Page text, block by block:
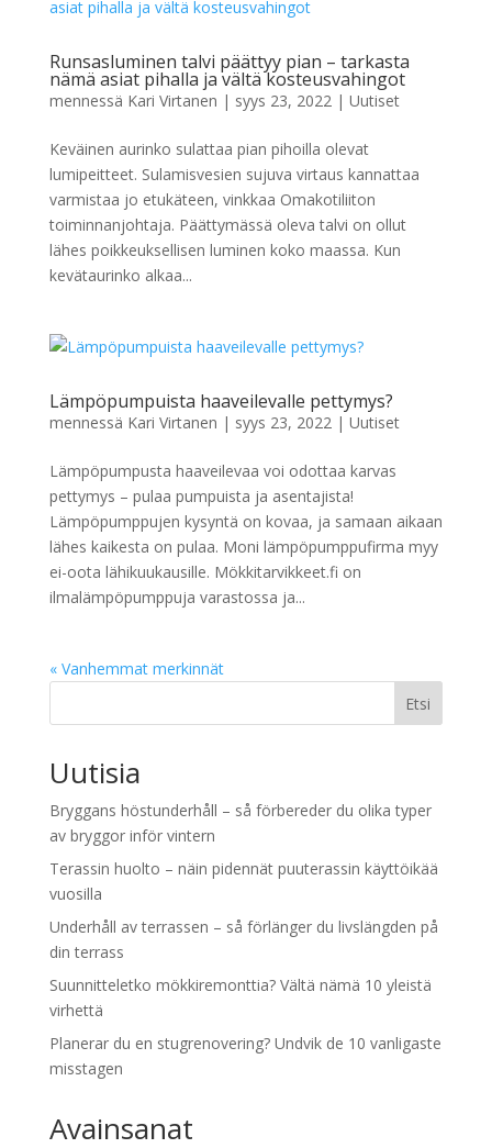
Runsasluminen talvi päättyy pian – tarkasta
nämä asiat pihalla ja vältä kosteusvahingot
mennessä Kari Virtanen | syys 23, 2022| Uutiset
Keväinen aurinko sulattaa pian pihoilla olevat
lumipeitteet. Sulamisvesien sujuva virtaus kannattaa
varmistaa jo etukäteen, vinkkaa Omakotiliiton
toiminnanjohtaja. Päättymässä oleva talvi on ollut
lähes poikkeuksellisen luminen koko maassa. Kun
kevätaurinko alkaa...
Lämpöpumpuista haaveilevalle pettymys?
mennessä Kari Virtanen | syys 23, 2022| Uutiset
Lämpöpumpusta haaveilevaa voi odottaa karvas
pettymys – pulaa pumpuista ja asentajista!
Lämpöpumppujen kysyntä on kovaa, ja samaan aikaan
lähes kaikesta on pulaa. Moni lämpöpumppufirma myy
ei-oota lähikuukausille. Mökkitarvikkeet.fi on
ilmalämpöpumppuja varastossa ja...
« Vanhemmat merkinnät
Etsi
Uutisia
Bryggans höstunderhåll – så förbereder du olika typer
av bryggor inför vintern
Terassin huolto – näin pidennät puuterassin käyttöikää
vuosilla
Underhåll av terrassen – så förlänger du livslängden på
din terrass
Suunnitteletko mökkiremonttia? Vältä nämä 10 yleistä
virhettä
Planerar du en stugrenovering? Undvik de 10 vanligaste
misstagen
Avainsanat